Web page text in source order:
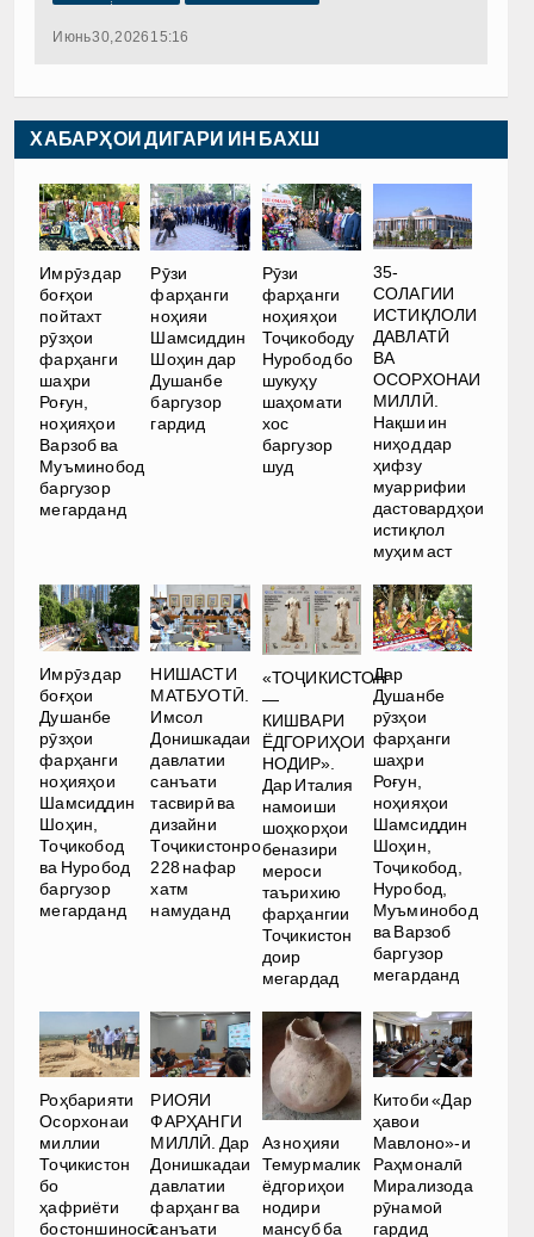
Июнь 30, 2026 15:16
ХАБАРҲОИ ДИГАРИ ИН БАХШ
Имрӯз дар
боғҳои
пойтахт
рӯзҳои
фарҳанги
шаҳри
Роғун,
ноҳияҳои
Варзоб ва
Муъминобод
баргузор
мегарданд
Рӯзи
фарҳанги
ноҳияи
Шамсиддин
Шоҳин дар
Душанбе
баргузор
гардид
Рӯзи
фарҳанги
ноҳияҳои
Тоҷикободу
Нуробод бо
шукуҳу
шаҳомати
хос
баргузор
шуд
35-
СОЛАГИИ
ИСТИҚЛОЛИ
ДАВЛАТӢ
ВА
ОСОРХОНАИ
МИЛЛӢ.
Нақши ин
ниҳод дар
ҳифзу
муаррифии
дастовардҳои
истиқлол
муҳим аст
Имрӯз дар
боғҳои
Душанбе
рӯзҳои
фарҳанги
ноҳияҳои
Шамсиддин
Шоҳин,
Тоҷикобод
ва Нуробод
баргузор
мегарданд
НИШАСТИ
МАТБУОТӢ.
Имсол
Донишкадаи
давлатии
санъати
тасвирӣ ва
дизайни
Тоҷикистонро
228 нафар
хатм
намуданд
«ТОҶИКИСТОН
—
КИШВАРИ
ЁДГОРИҲОИ
НОДИР».
Дар Италия
намоиши
шоҳкорҳои
беназири
мероси
таърихию
фарҳангии
Тоҷикистон
доир
мегардад
Дар
Душанбе
рӯзҳои
фарҳанги
шаҳри
Роғун,
ноҳияҳои
Шамсиддин
Шоҳин,
Тоҷикобод,
Нуробод,
Муъминобод
ва Варзоб
баргузор
мегарданд
Роҳбарияти
Осорхонаи
миллии
Тоҷикистон
бо
ҳафриёти
бостоншиносӣ
РИОЯИ
ФАРҲАНГИ
МИЛЛӢ. Дар
Донишкадаи
давлатии
фарҳанг ва
санъати
Аз ноҳияи
Темурмалик
ёдгориҳои
нодири
мансуб ба
Китоби «Дар
ҳавои
Мавлоно»-и
Раҳмоналӣ
Мирализода
рӯнамоӣ
гардид